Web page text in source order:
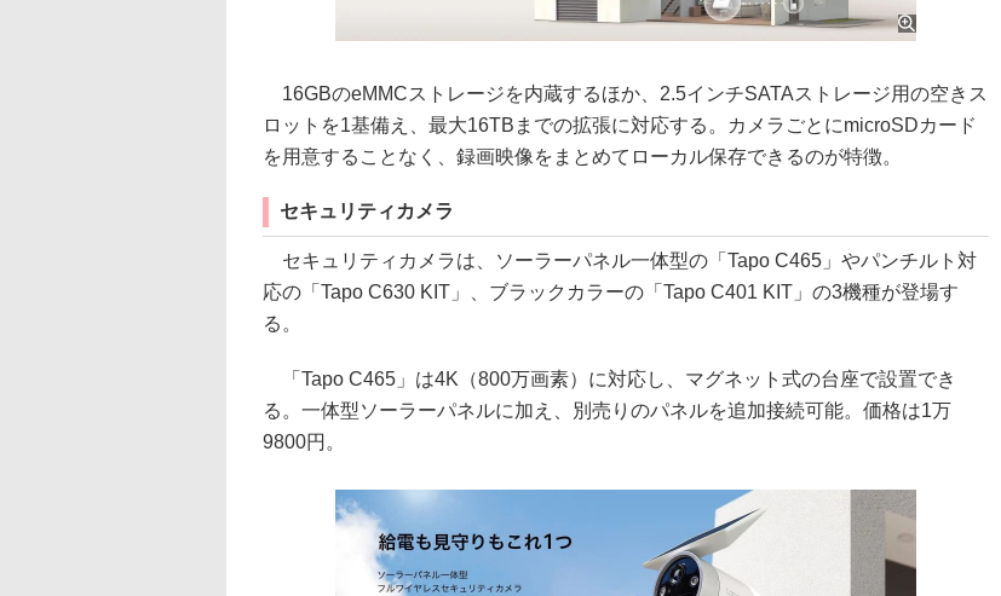
16GBのeMMCストレージを内蔵するほか、2.5インチSATAストレージ用の空きス
ロットを1基備え、最大16TBまでの拡張に対応する。カメラごとにmicroSDカード
を用意することなく、録画映像をまとめてローカル保存できるのが特徴。
セキュリティカメラ
セキュリティカメラは、ソーラーパネル一体型の「Tapo C465」やパンチルト対
応の「Tapo C630 KIT」、ブラックカラーの「Tapo C401 KIT」の3機種が登場す
る。
「Tapo C465」は4K（800万画素）に対応し、マグネット式の台座で設置でき
る。一体型ソーラーパネルに加え、別売りのパネルを追加接続可能。価格は1万
9800円。